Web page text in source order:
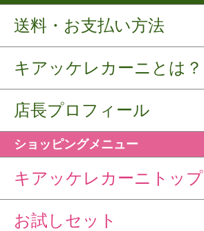
送料・お支払い方法
キアッケレカーニとは？
店長プロフィール
ショッピングメニュー
キアッケレカーニトップ
お試しセット